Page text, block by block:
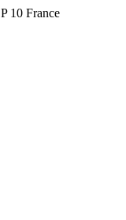
10 France